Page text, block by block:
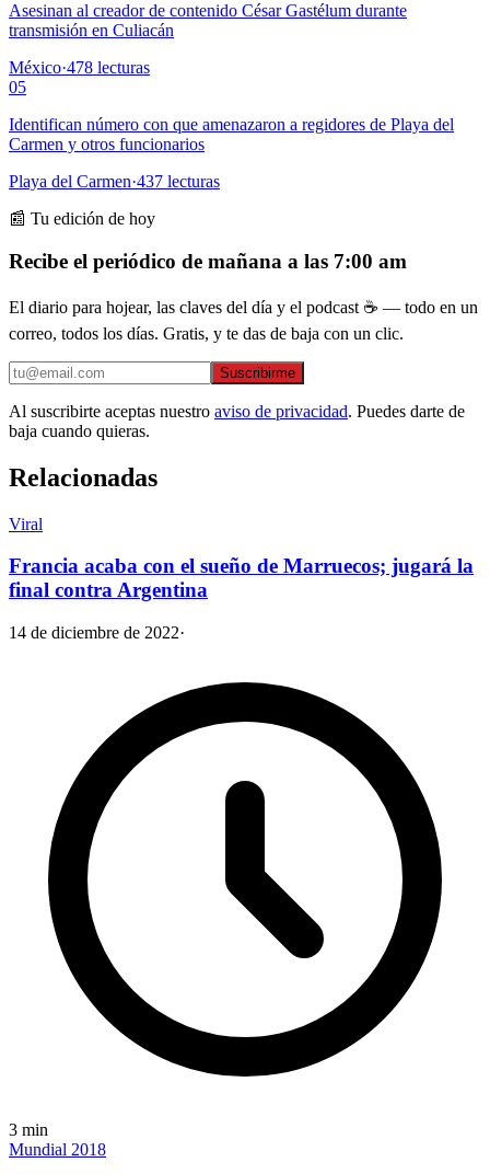
Asesinan al creador de contenido César Gastélum durante
transmisión en Culiacán
México·478 lecturas
05
Identifican número con que amenazaron a regidores de Playa del
Carmen y otros funcionarios
Playa del Carmen·437 lecturas
📰 Tu edición de hoy
Recibe el periódico de mañana a las 7:00 am
El diario para hojear, las claves del día y el podcast ☕ — todo en un
correo, todos los días. Gratis, y te das de baja con un clic.
Suscribirme
Al suscribirte aceptas nuestro aviso de privacidad. Puedes darte de
baja cuando quieras.
Relacionadas
Viral
Francia acaba con el sueño de Marruecos; jugará la
final contra Argentina
14 de diciembre de 2022·
3 min
Mundial 2018